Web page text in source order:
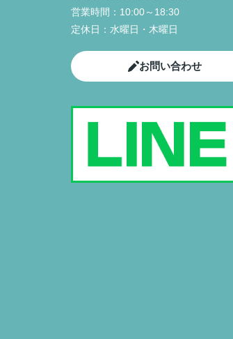
営業時間： 10:00～18:30
定休日： 水曜日・木曜日
お問い合わせ